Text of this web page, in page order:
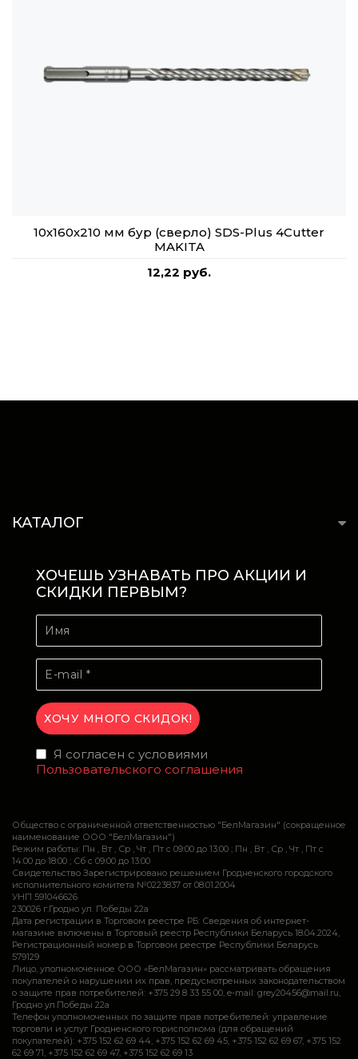
10х160х210 мм бур (сверло) SDS-Plus 4Cutter
MAKITA
12,22 руб.
КАТАЛОГ
ХОЧЕШЬ УЗНАВАТЬ ПРО АКЦИИ И
СКИДКИ ПЕРВЫМ?
Я согласен с условиями
Пользовательского соглашения
Общество с ограниченной ответственностью "БелМагазин" (сокращенное
наименование ООО "БелМагазин")
Режим работы: Пн , Вт , Ср , Чт , Пт c 09:00 до 13:00 ; Пн , Вт , Ср , Чт , Пт c
14:00 до 18:00 ; Сб c 09:00 до 13:00
Свидетельство Зарегистрировано решением Гродненского городского
исполнительного комитета №0223837 от 08.01.2004
УНП 591046626
230026 г.Гродно ул. Победы 22а
Дата регистрации в Торговом реестре РБ: Сведения об интернет-
магазине включены в Торговый реестр Республики Беларусь 18.04.2024,
Регистрационный номер в Торговом реестре Республики Беларусь
579129
Лицо, уполномоченное ООО «БелМагазин» рассматривать обращения
покупателей о нарушении их прав, предусмотренных законодательством
о защите прав потребителей: +375 29 8 33 55 00, e-mail: grey20456@mail.ru,
Гродно ул.Победы 22а
Телефон уполномоченных по защите прав потребителей: управление
торговли и услуг Гродненского горисполкома (для обращений
покупателей): +375 152 62 69 44, +375 152 62 69 45, +375 152 62 69 67, +375 152
62 69 71, +375 152 62 69 47, +375 152 62 69 13